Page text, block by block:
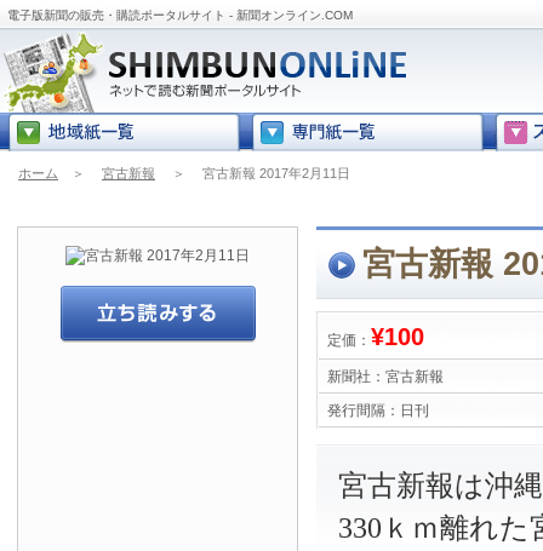
電子版新聞の販売・購読ポータルサイト - 新聞オンライン.COM
ホーム ＞ 宮古新報 ＞ 宮古新報 2017年2月11日
宮古新報
定価： ¥100
新聞社： 宮古新報
発行間隔： 日刊
宮古新報は沖
330ｋｍ離れ